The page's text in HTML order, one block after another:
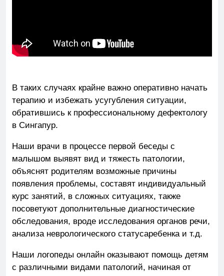
В таких случаях крайне важно оперативно начать
терапию и избежать усугубления ситуации,
обратившись к профессиональному дефектологу
в Сингапур.
Наши врачи в процессе первой беседы с
малышом выявят вид и тяжесть патологии,
объяснят родителям возможные причины
появления проблемы, составят индивидуальный
курс занятий, в сложных ситуациях, также
посоветуют дополнительные диагностические
обследования, вроде исследования органов речи,
анализа неврологического статусаребенка и т.д.
Наши логопеды онлайн оказывают помощь детям
с различными видами патологий, начиная от